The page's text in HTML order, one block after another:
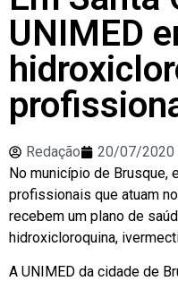
UNIMED
Redação
20/07/2020
No município de Brusque,
profissionais que atuam
recebem um plano de
hidroxicloroquina,
A UNIMED da cidade de